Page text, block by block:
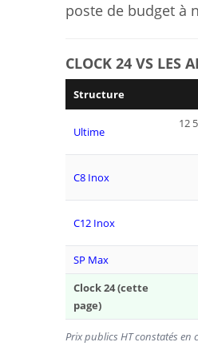
poste de budget à
CLOCK 24 VS LES
Structure
Ultime
12
C8 Inox
C12 Inox
SP Max
Clock 24 (cette
page)
Prix publics HT constatés